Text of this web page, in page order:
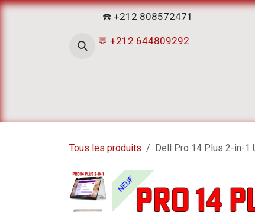
Se rendre au contenu
☎️ +212 808572471
💬 +212 644809292
Tous les produits Dell Pro 14 Plus 2-in-1
NEUF
NEUF